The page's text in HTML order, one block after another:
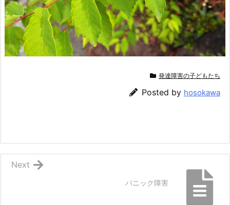
発達障害の子どもたち
Posted by hosokawa
パニック障害
Next